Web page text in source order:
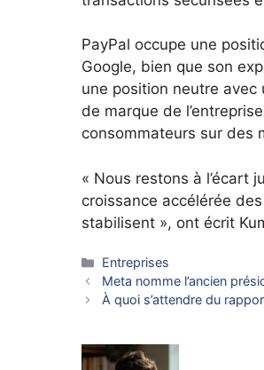
PayPal occupe une
Google, bien que son
une position neutre
de marque de
consommateurs sur des
« Nous restons à l’écart
croissance accélérée
stabilisent », ont écrit
Catégories
Entreprises
Meta nomme l’ancien
À quoi s’attendre du